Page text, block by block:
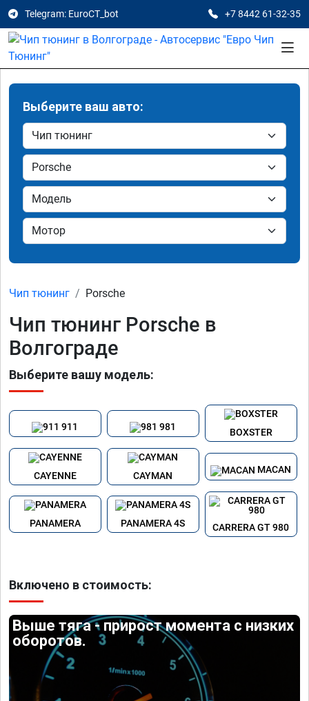
Telegram: EuroCT_bot +7 8442 61-32-35
Выберите ваш авто:
Чип тюнинг Porsche
Чип тюнинг Porsche в
Волгограде
Выберите вашу модель:
911 981
BOXSTER
CAYENNE CAYMAN
MACAN
PANAMERA PANAMERA 4S CARRERA GT 980
Включено в стоимость:
Выше тяга - прирост момента с низких
оборотов.